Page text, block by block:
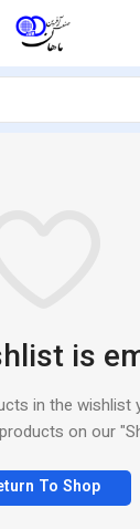
is
in the wishlist
on our
To Shop